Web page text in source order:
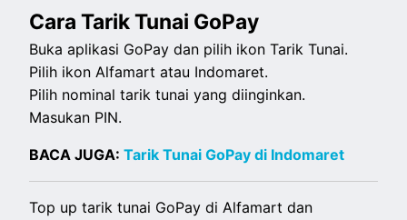
Cara Tarik Tunai GoPay
Buka aplikasi GoPay dan pilih ikon Tarik Tunai.
Pilih ikon Alfamart atau Indomaret.
Pilih nominal tarik tunai yang diinginkan.
Masukan PIN.
BACA JUGA:Tarik Tunai GoPay di Indomaret
Top up tarik tunai GoPay di Alfamart dan